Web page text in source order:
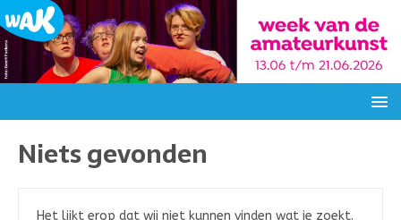
Niets gevonden
Het lijkt erop dat wij niet kunnen vinden wat je zoekt.